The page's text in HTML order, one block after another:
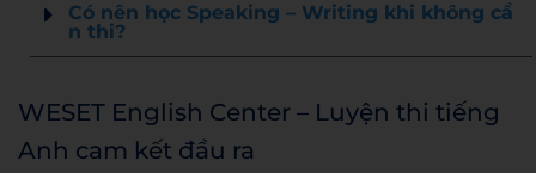
Có nên học Speaking – Writing khi không cầ
n thi?
WESET English Center – Luyện thi tiếng
Anh cam kết đầu ra